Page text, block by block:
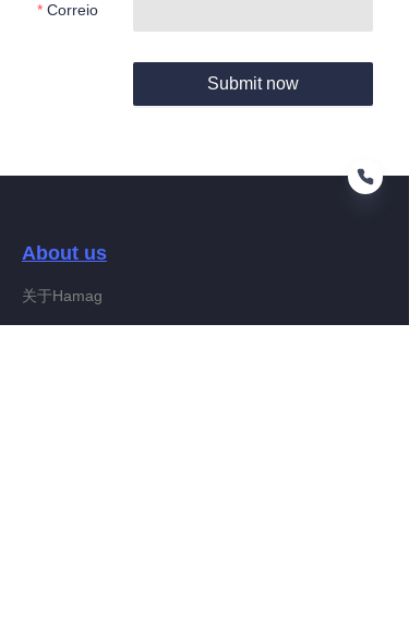
Correio
Submit now
About us
关于Hamag
PT